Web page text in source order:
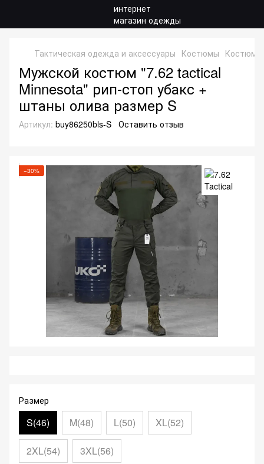
Тактическая одежда и аксессуары Костюмы Костюмы
Мужской костюм "7.62 tactical
Minnesota" рип-стоп убакс +
штаны олива размер S
Артикул: buy86250bls-S Оставить отзыв
−30%
Размер
S(46) M(48) L(50) XL(52)
2XL(54) 3XL(56)